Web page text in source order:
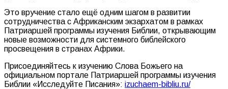
Это вручение стало ещё одним шагом в развитии
сотрудничества с Африканским экзархатом в рамках
Патриаршей программы изучения Библии, открывающим
новые возможности для системного библейского
просвещения в странах Африки.
Присоединяйтесь к изучению Слова Божьего на
официальном портале Патриаршей программы изучения
Библии «Исследуйте Писания»: izuchaem-bibliu.ru/